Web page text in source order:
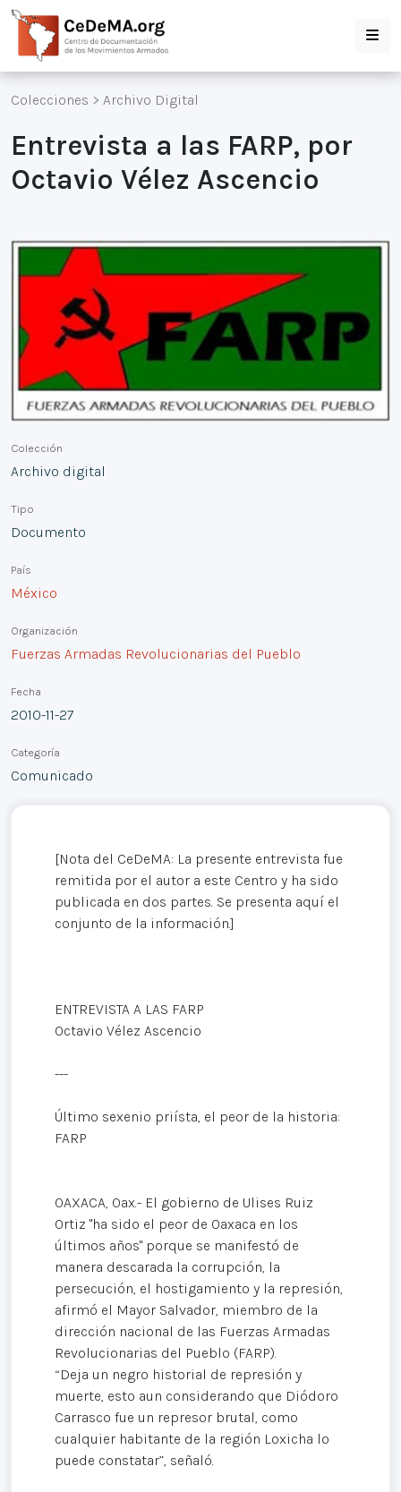
Colecciones > Archivo Digital
Entrevista a las FARP, por
Octavio Vélez Ascencio
Colección
Archivo digital
Tipo
Documento
País
México
Organización
Fuerzas Armadas Revolucionarias del Pueblo
Fecha
2010-11-27
Categoría
Comunicado
[Nota del CeDeMA: La presente entrevista fue
remitida por el autor a este Centro y ha sido
publicada en dos partes. Se presenta aquí el
conjunto de la información.]
ENTREVISTA A LAS FARP
Octavio Vélez Ascencio
---
Último sexenio priísta, el peor de la historia:
FARP
OAXACA, Oax.- El gobierno de Ulises Ruiz
Ortiz "ha sido el peor de Oaxaca en los
últimos años" porque se manifestó de
manera descarada la corrupción, la
persecución, el hostigamiento y la represión,
afirmó el Mayor Salvador, miembro de la
dirección nacional de las Fuerzas Armadas
Revolucionarias del Pueblo (FARP).
“Deja un negro historial de represión y
muerte, esto aun considerando que Diódoro
Carrasco fue un represor brutal, como
cualquier habitante de la región Loxicha lo
puede constatar”, señaló.